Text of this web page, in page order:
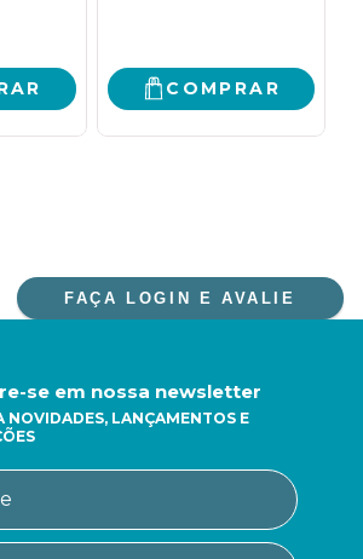
COMPRAR
FAÇA LOGIN E AVALIE
se em nossa newsletter
NOVIDADES, LANÇAMENTOS E